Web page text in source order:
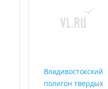
Владивостокский
полигон твердых